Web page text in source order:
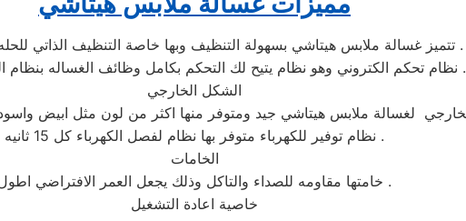
تتميز غسالة ملابس هيتاشي بسهولة التنظيف وبها خاصة التنظيف الذاتي للحله بعد الغسيل .
نظام تحكم الكتروني وهو نظام يتيح لك التحكم بكامل وظائف الغساله بنظام الكتروني ذكي .
الشكل الخارجي
نظام توفير للكهرباء متوفر بها نظام لفصل الكهرباء كل 15 ثانيه .
الخامات
خامتها مقاومه للصداء والتاكل وذلك يجعل العمر الافتراضي اطول .
خاصية اعادة التشغيل